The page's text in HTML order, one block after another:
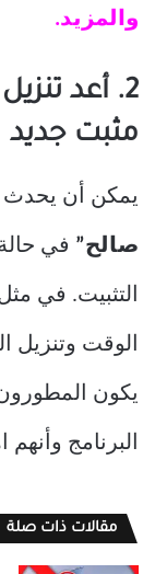
والمزيد.
2. أعد
مثبت جديد
يمكن أن يحدث
صالح” في
التثبيت. في
الوقت وتنزيل
يكون
البرنامج
مقالات ذات صلة